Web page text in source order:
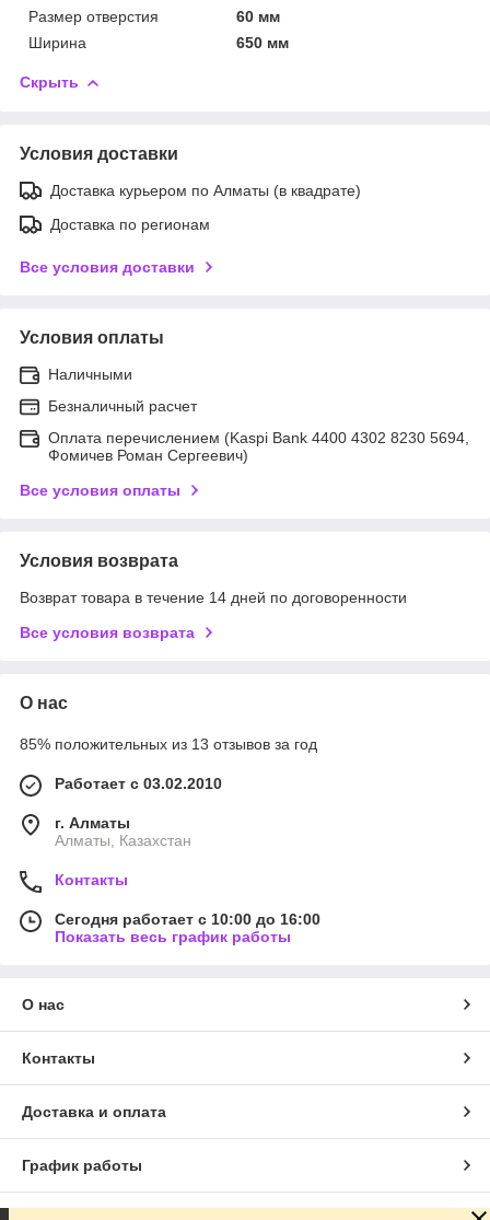
Размер отверстия
60 мм
Ширина
650 мм
Скрыть
Условия доставки
Доставка курьером по Алматы (в квадрате)
Доставка по регионам
Все условия доставки
Условия оплаты
Наличными
Безналичный расчет
Оплата перечислением (Kaspi Bank 4400 4302 8230 5694,
Фомичев Роман Сергеевич)
Все условия оплаты
Условия возврата
Возврат товара в течение 14 дней по договоренности
Все условия возврата
О нас
85% положительных из 13 отзывов за год
Работает с 03.02.2010
г. Алматы
Алматы, Казахстан
Контакты
Сегодня работает с 10:00 до 16:00
Показать весь график работы
О нас
Контакты
Доставка и оплата
График работы